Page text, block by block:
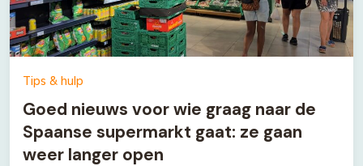
Tips & hulp
Goed nieuws voor wie graag naar de
Spaanse supermarkt gaat: ze gaan
weer langer open